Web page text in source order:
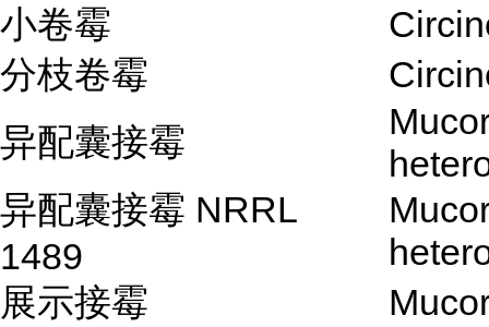
小卷霉
分枝卷霉
异配囊接霉
异配囊接霉 NRRL
1489
展示接霉